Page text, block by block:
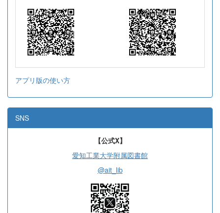
アプリ版の使い方
SNS
【公式X】
愛知工業大学附属図書館
@ait_lib